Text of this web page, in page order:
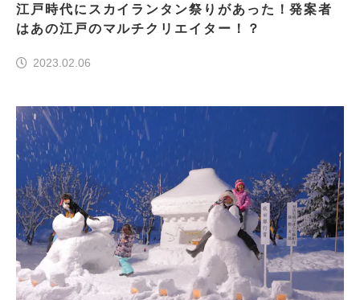
江戸時代にスカイランタン祭りがあった！発案者
はあの江戸のマルチクリエイター！？
2023.02.06